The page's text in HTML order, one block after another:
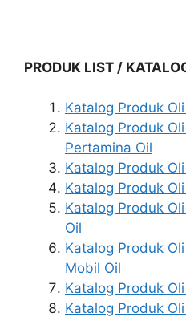
PRODUK LIST /
Katalog Produk
Katalog Produk
Pertamina Oil
Katalog Produk
Katalog Produk
Katalog Produk
Oil
Katalog Produk
Mobil Oil
Katalog Produk
Katalog Produk